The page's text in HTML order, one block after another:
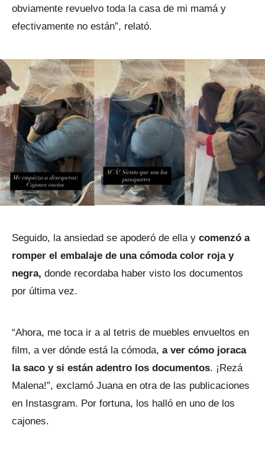
obviamente revuelvo toda la casa de mi mamá y
efectivamente no están”, relató.
Seguido, la ansiedad se apoderó de ella y comenzó a
romper el embalaje de una cómoda color roja y
negra, donde recordaba haber visto los documentos
por última vez.
“Ahora, me toca ir a al tetris de muebles envueltos en
film, a ver dónde está la cómoda, a ver cómo joraca
la saco y si están adentro los documentos. ¡Rezá
Malena!”, exclamó Juana en otra de las publicaciones
en Instasgram. Por fortuna, los halló en uno de los
cajones.